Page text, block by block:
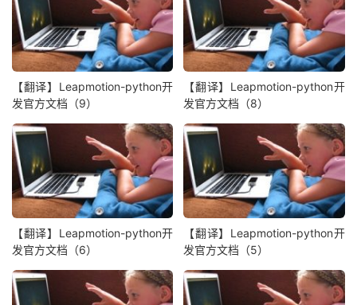
【翻译】Leapmotion-python开
发官方文档（9）
【翻译】Leapmotion-python开
发官方文档（8）
【翻译】Leapmotion-python开
发官方文档（6）
【翻译】Leapmotion-python开
发官方文档（5）